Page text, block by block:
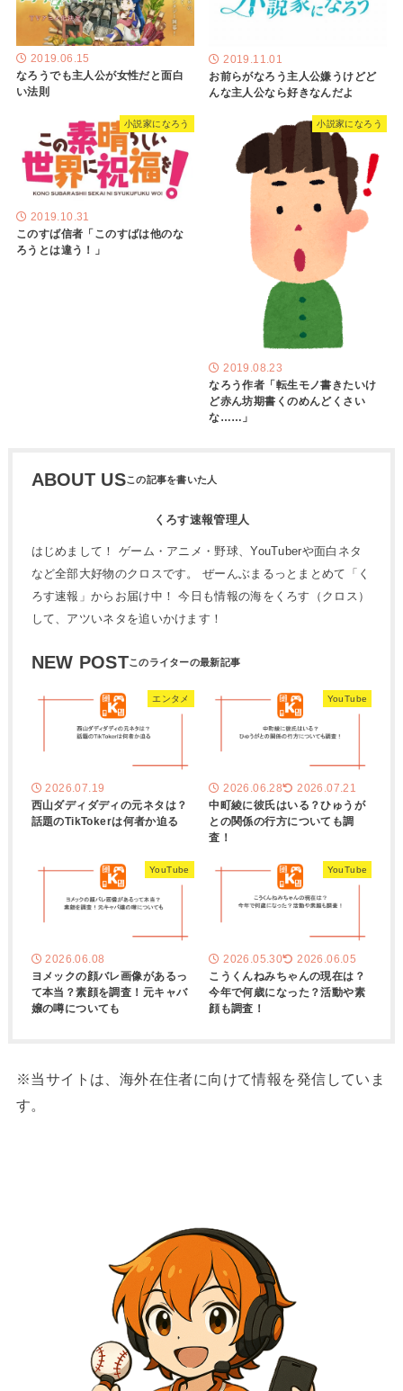
2019.06.15
なろうでも主人公が女性だと面白
い法則
2019.11.01
お前らがなろう主人公嫌うけどど
んな主人公なら好きなんだよ
小説家になろう
2019.10.31
このすば信者「このすばは他のな
ろうとは違う！」
小説家になろう
2019.08.23
なろう作者「転生モノ書きたいけ
ど赤ん坊期書くのめんどくさい
な……」
ABOUT US
くろす速報管理人
はじめまして！ ゲーム・アニメ・野球、YouTuberや面白ネタ
など全部大好物のクロスです。 ぜーんぶまるっとまとめて「く
ろす速報」からお届け中！ 今日も情報の海をくろす（クロス）
して、アツいネタを追いかけます！
NEW POST
エンタメ
2026.07.19
西山ダディダディの元ネタは？
話題のTikTokerは何者か迫る
YouTube
2026.06.28 2026.07.21
中町綾に彼氏はいる？ひゅうが
との関係の行方についても調
査！
YouTube
2026.06.08
ヨメックの顔バレ画像があるっ
て本当？素顔を調査！元キャバ
嬢の噂についても
YouTube
2026.05.30 2026.06.05
こうくんねみちゃんの現在は？
今年で何歳になった？活動や素
顔も調査！
※当サイトは、海外在住者に向けて情報を発信していま
す。